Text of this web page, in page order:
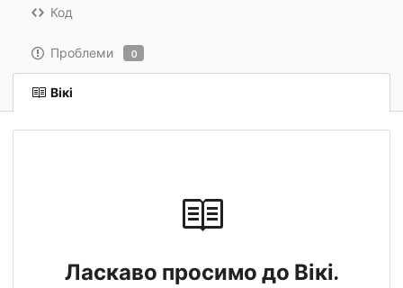
Код
Проблеми 0
Вікі
Ласкаво просимо до Вікі.